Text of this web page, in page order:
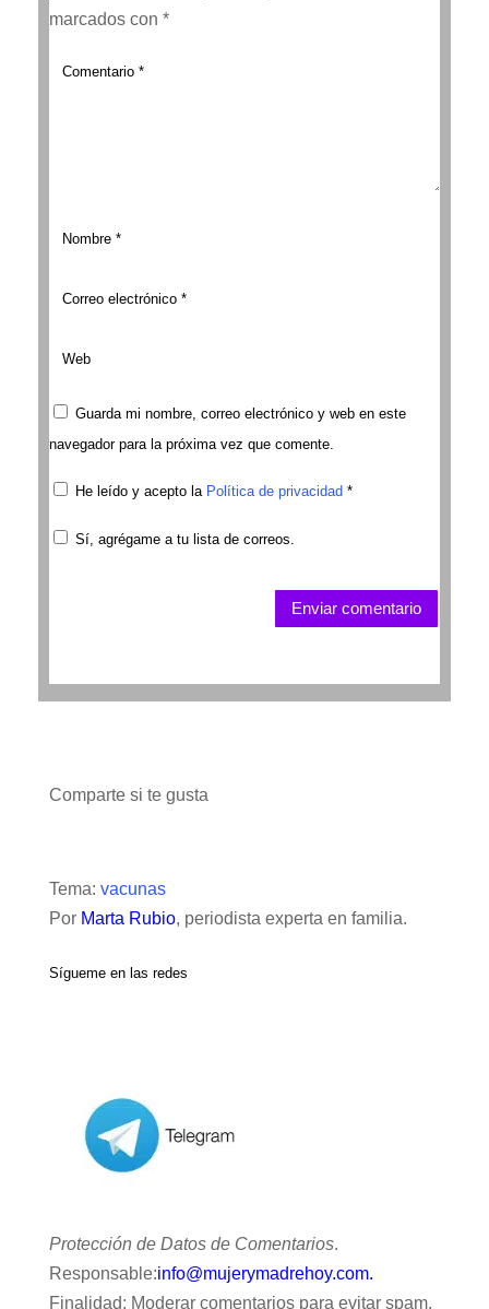
marcados con *
Guarda mi nombre, correo electrónico y web en este
navegador para la próxima vez que comente.
He leído y acepto la Política de privacidad *
Sí, agrégame a tu lista de correos.
Enviar comentario
Comparte si te gusta
Tema: vacunas
Por Marta Rubio, periodista experta en familia.
Sígueme en las redes
Protección de Datos de Comentarios.
Responsable:info@mujerymadrehoy.com.
Finalidad: Moderar comentarios para evitar spam.